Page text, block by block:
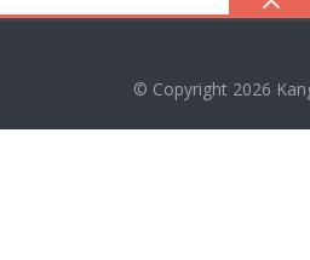
© Copyright 2026